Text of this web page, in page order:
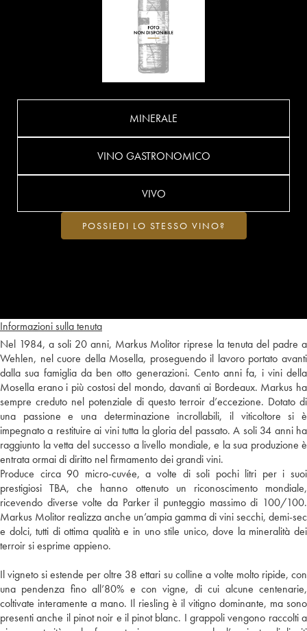
Informazioni sulla tenuta
Nel 1984, a soli 20 anni, Markus Molitor riprese la tenuta del padre a
Wehlen, nel cuore della Mosella, proseguendo il lavoro portato avanti
dalla sua famiglia da ben otto generazioni. Cento anni fa, i vini della
Mosella erano i più costosi del mondo, davanti ai Bordeaux. Markus ha
sempre creduto nel potenziale di questo terroir d’eccezione. Dotato di
una passione e una determinazione incrollabili, il viticoltore si è
impegnato a restituire ai vini tutta la gloria del passato. A soli 34 anni ha
raggiunto la vetta del successo a livello mondiale, e la sua produzione è
entrata ormai di diritto nel firmamento dei grandi vini.
Produce circa 90 micro-cuvée, a volte di soli pochi litri per i suoi
prestigiosi TBA, che hanno ottenuto un riconoscimento mondiale,
ricevendo diverse volte da Parker il punteggio massimo di 100/100.
Markus Molitor realizza anche un’ampia gamma di vini secchi, demi-sec
e dolci, tutti di ottima qualità e in uno stile unico, dove la mineralità dei
terroir si esprime appieno.
Il vigneto si estende per oltre 38 ettari su colline a volte molto ripide, con
una pendenza fino all’80% e con vigne, di cui alcune centenarie,
coltivate interamente a mano. Il riesling è il vitigno dominante, ma sono
presenti anche il pinot noir e il pinot blanc. I grappoli vengono raccolti a
MINERALE
VINO GASTRONOMICO
VIVO
POSSIEDI LO STESSO VINO?